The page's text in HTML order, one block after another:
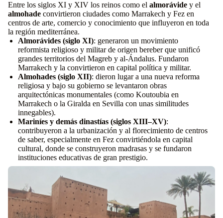
Entre los siglos XI y XIV los reinos como el almorávide y el
almohade convirtieron ciudades como Marrakech y Fez en
centros de arte, comercio y conocimiento que influyeron en toda
la región mediterránea.
Almorávides (siglo XI): generaron un movimiento
reformista religioso y militar de origen bereber que unificó
grandes territorios del Magreb y al-Ándalus. Fundaron
Marrakech y la convirtieron en capital política y militar.
Almohades (siglo XII): dieron lugar a una nueva reforma
religiosa y bajo su gobierno se levantaron obras
arquitectónicas monumentales (como Koutoubia en
Marrakech o la Giralda en Sevilla con unas similitudes
innegables).
Mariníes y demás dinastías (siglos XIII–XV):
contribuyeron a la urbanización y al florecimiento de centros
de saber, especialmente en Fez convirtiéndola en capital
cultural, donde se construyeron madrasas y se fundaron
instituciones educativas de gran prestigio.